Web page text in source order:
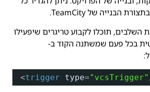
תוכלו לקבוע טריגרים שיפעילו
בכל פעם שמשתנה הקוד ב-
<trigger type="vcsTrigger"